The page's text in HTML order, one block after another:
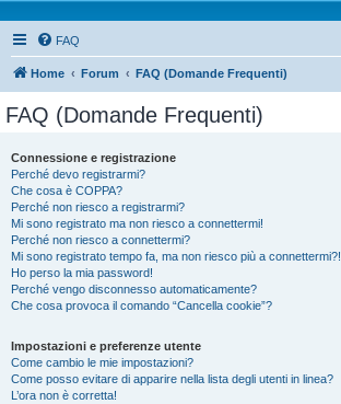
FAQ
Home Forum FAQ (Domande Frequenti)
FAQ (Domande Frequenti)
Connessione e registrazione
Perché devo registrarmi?
Che cosa è COPPA?
Perché non riesco a registrarmi?
Mi sono registrato ma non riesco a connettermi!
Perché non riesco a connettermi?
Mi sono registrato tempo fa, ma non riesco più a connettermi?!
Ho perso la mia password!
Perché vengo disconnesso automaticamente?
Che cosa provoca il comando “Cancella cookie”?
Impostazioni e preferenze utente
Come cambio le mie impostazioni?
Come posso evitare di apparire nella lista degli utenti in linea?
L’ora non è corretta!